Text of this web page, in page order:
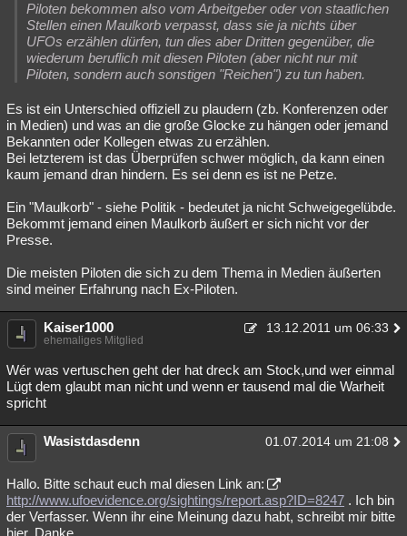
Piloten bekommen also vom Arbeitgeber oder von staatlichen
Stellen einen Maulkorb verpasst, dass sie ja nichts über
UFOs erzählen dürfen, tun dies aber Dritten gegenüber, die
wiederum beruflich mit diesen Piloten (aber nicht nur mit
Piloten, sondern auch sonstigen "Reichen") zu tun haben.
Es ist ein Unterschied offiziell zu plaudern (zb. Konferenzen oder
in Medien) und was an die große Glocke zu hängen oder jemand
Bekannten oder Kollegen etwas zu erzählen.
Bei letzterem ist das Überprüfen schwer möglich, da kann einen
kaum jemand dran hindern. Es sei denn es ist ne Petze.
Ein "Maulkorb" - siehe Politik - bedeutet ja nicht Schweigegelübde.
Bekommt jemand einen Maulkorb äußert er sich nicht vor der
Presse.
Die meisten Piloten die sich zu dem Thema in Medien äußerten
sind meiner Erfahrung nach Ex-Piloten.
Kaiser1000 13.12.2011 um 06:33
ehemaliges Mitglied
Wér was vertuschen geht der hat dreck am Stock,und wer einmal
Lügt dem glaubt man nicht und wenn er tausend mal die Warheit
spricht
Wasistdasdenn 01.07.2014 um 21:08
Hallo. Bitte schaut euch mal diesen Link an:
http://www.ufoevidence.org/sightings/report.asp?ID=8247 . Ich bin
der Verfasser. Wenn ihr eine Meinung dazu habt, schreibt mir bitte
hier. Danke.